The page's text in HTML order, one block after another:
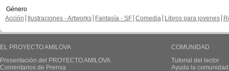
Género
Acción
Ilustraciones - Artworks Fantasía - SF Comedia Libros para jovenes
EL PROYECTO AMILOVA
Presentación del PROYECTO AMILOVA
Comentarios de Prensa
COMUNIDAD
Tutorial del lector
Ayuda la